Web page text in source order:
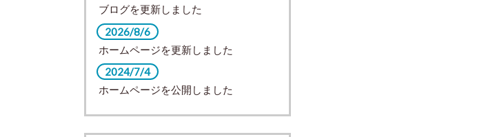
ブログを更新しました
2026/8/6
ホームページを更新しました
2024/7/4
ホームページを公開しました